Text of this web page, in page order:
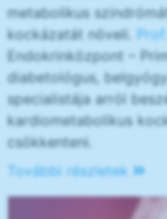
metabolikus
kockázatát növeli.
Endokrinközpont –
diabetológus,
specialistája arról
kardiometabolikus
csökkenteni.
További részletek